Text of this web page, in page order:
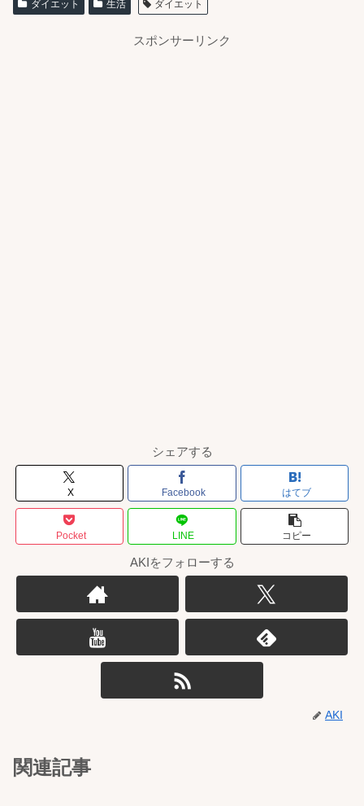
ダイエット 生活 ダイエット
スポンサーリンク
シェアする
X Facebook はてブ
Pocket LINE コピー
AKIをフォローする
AKI
関連記事